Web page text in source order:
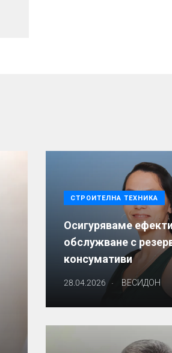
СТРОИТЕЛНА ТЕХНИКА
Осигуряваме
обслужване с
консумативи
28.04.2026 . ВЕСИДОН